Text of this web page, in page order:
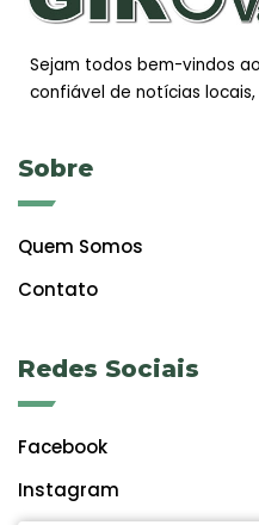
Sejam todos bem-vindos
confiável de notícias
Sobre
Quem Somos
Contato
Redes Sociais
Facebook
Instagram